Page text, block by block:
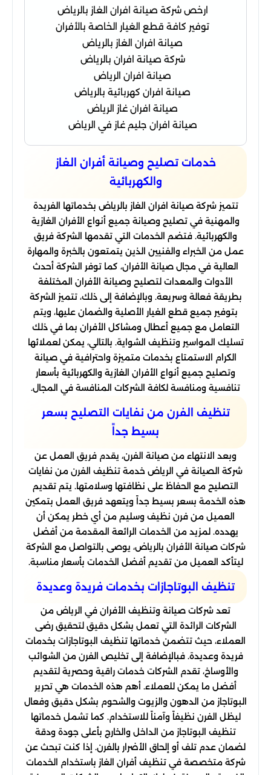
ارخص شركة صيانة افران الغاز بالرياض
توفير كافة قطع الغيار الخاصة بالأفران
صيانة افران الغاز بالرياض
شركة صيانة افران بالرياض
صيانة افران الرياض
صيانة افران كهربائية بالرياض
صيانة افران غاز الرياض
صيانة افران جليم غاز في الرياض
خدمات تصليح وصيانة أفران الغاز
والكهربائية
تتميز شركة صيانة افران الغاز بالرياض بخدماتها الفريدة
والمهنية في تصليح وصيانة جميع أنواع الأفران الغازية
والكهربائية. فتضم الخدمات التي تقدمها الشركة فريق
عمل من الخبراء والفنيين الذين يتمتعون بالخبرة والمهارة
العالية في مجال صيانة الأفران، كما توفر الشركة أحدث
الأدوات والمعدات لتصليح وصيانة الأفران المختلفة
بطريقة فعالة وسريعة. وبالإضافة إلى ذلك، تتميز الشركة
بتوفير جميع قطع الغيار الأصلية والضمان عليها، ويتم
التعامل مع جميع أعطال ومشاكل الأفران بما في ذلك
تسليك المواسير وتنظيف الشواية. بالتالي، يمكن لعملائها
الكرام الاستمتاع بخدمات متميزة واحترافية في صيانة
وتصليح جميع أنواع الأفران الغازية والكهربائية بأسعار
تنافسية ومنافسة لكافة الشركات المنافسة في المجال.
تنظيف الفرن من نفايات التصليح بسعر
بسيط جداً
وبعد الانتهاء من صيانة الفرن، يقدم فريق العمل عن
شركة الصيانة في الرياض خدمة تنظيف الفرن من نفايات
التصليح مع الحفاظ على نظافتها وسلامتها. يتم تقديم
هذه الخدمة بسعر بسيط جداً ويتعهد فريق العمل بتمكين
العميل من فرن نظيف وسليم من أي خطر يمكن أن
يهدده. لمزيد من الخدمات الرائعة المقدمة من أفضل
شركات صيانة الأفران بالرياض، يوصى بالتواصل مع الشركة
ليتأكد العميل من تقديم أفضل الخدمات بأسعار مناسبة.
تنظيف البوتاجازات بخدمات فريدة وعديدة
تعد شركات صيانة وتنظيف الأفران في الرياض من
الشركات الرائدة التي تعمل بشكل دقيق لتحقيق رضى
العملاء، حيث تتضمن خدماتها تنظيف البوتاجازات بخدمات
فريدة وعديدة. فبالإضافة إلى تخليص الفرن من الشوائب
والأوساخ، تقدم الشركات خدمات راقية وحصرية لتقديم
أفضل ما يمكن للعملاء. أهم هذه الخدمات هي تحرير
البوتاجاز من الدهون والزيوت والشحوم بشكل دقيق وفعال
ليظل الفرن نظيفاً وآمناً للاستخدام. كما تشمل خدماتها
تنظيف البوتاجاز من الداخل والخارج بأعلى جودة ودقة
لضمان عدم تلف أو إلحاق الأضرار بالفرن. إذا كنت تبحث عن
شركة متخصصة في تنظيف أفران الغاز باستخدام الخدمات